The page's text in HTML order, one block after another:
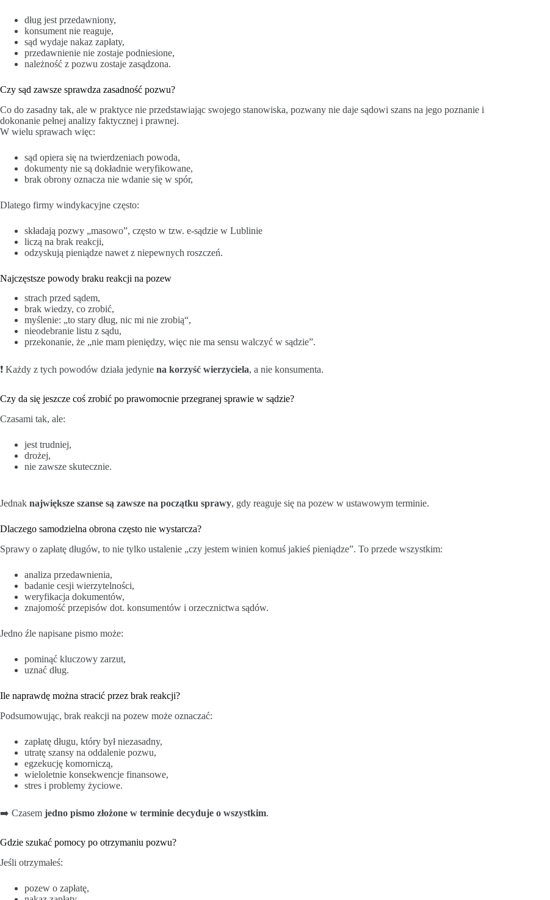
dług jest przedawniony,
konsument nie reaguje,
sąd wydaje nakaz zapłaty,
przedawnienie nie zostaje podniesione,
należność z pozwu zostaje zasądzona.
Czy sąd zawsze sprawdza zasadność pozwu?
Co do zasadny tak, ale w praktyce nie przedstawiając swojego stanowiska, pozwany nie daje sądowi szans na jego poznanie i
dokonanie pełnej analizy faktycznej i prawnej.
W wielu sprawach więc:
sąd opiera się na twierdzeniach powoda,
dokumenty nie są dokładnie weryfikowane,
brak obrony oznacza nie wdanie się w spór,
Dlatego firmy windykacyjne często:
składają pozwy „masowo”, często w tzw. e-sądzie w Lublinie
liczą na brak reakcji,
odzyskują pieniądze nawet z niepewnych roszczeń.
Najczęstsze powody braku reakcji na pozew
strach przed sądem,
brak wiedzy, co zrobić,
myślenie: „to stary dług, nic mi nie zrobią“,
nieodebranie listu z sądu,
przekonanie, że „nie mam pieniędzy, więc nie ma sensu walczyć w sądzie”.
❗ Każdy z tych powodów działa jedynie na korzyść wierzyciela, a nie konsumenta.
Czy da się jeszcze coś zrobić po prawomocnie przegranej sprawie w sądzie?
Czasami tak, ale:
jest trudniej,
drożej,
nie zawsze skutecznie.
Jednak największe szanse są zawsze na początku sprawy, gdy reaguje się na pozew w ustawowym terminie.
Dlaczego samodzielna obrona często nie wystarcza?
Sprawy o zapłatę długów, to nie tylko ustalenie „czy jestem winien komuś jakieś pieniądze”. To przede wszystkim:
analiza przedawnienia,
badanie cesji wierzytelności,
weryfikacja dokumentów,
znajomość przepisów dot. konsumentów i orzecznictwa sądów.
Jedno źle napisane pismo może:
pominąć kluczowy zarzut,
uznać dług.
Ile naprawdę można stracić przez brak reakcji?
Podsumowując, brak reakcji na pozew może oznaczać:
zapłatę długu, który był niezasadny,
utratę szansy na oddalenie pozwu,
egzekucję komorniczą,
wieloletnie konsekwencje finansowe,
stres i problemy życiowe.
➡️ Czasem jedno pismo złożone w terminie decyduje o wszystkim.
Gdzie szukać pomocy po otrzymaniu pozwu?
Jeśli otrzymałeś:
pozew o zapłatę,